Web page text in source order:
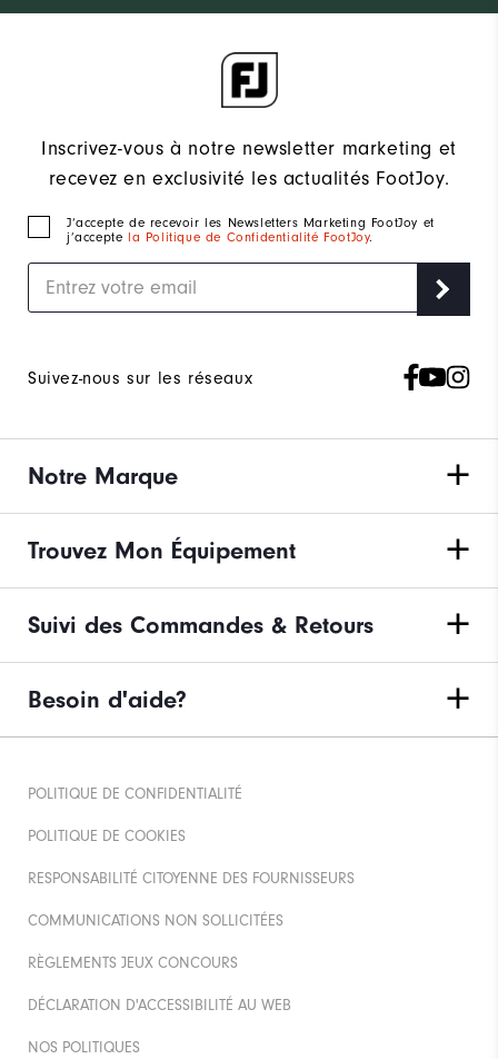
Inscrivez-vous à notre newsletter marketing et
recevez en exclusivité les actualités FootJoy.
J‘accepte de recevoir les Newsletters Marketing FootJoy et
j’accepte la Politique de Confidentialité FootJoy.
Suivez-nous sur les réseaux
Notre Marque
Trouvez Mon Équipement
Suivi des Commandes & Retours
Besoin d'aide?
POLITIQUE DE CONFIDENTIALITÉ
POLITIQUE DE COOKIES
RESPONSABILITÉ CITOYENNE DES FOURNISSEURS
COMMUNICATIONS NON SOLLICITÉES
RÈGLEMENTS JEUX CONCOURS
DÉCLARATION D'ACCESSIBILITÉ AU WEB
NOS POLITIQUES